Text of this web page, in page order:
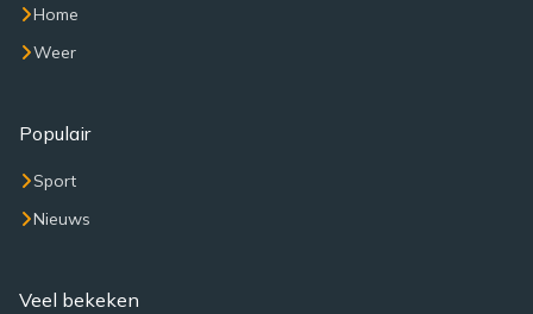
Home
Weer
Populair
Sport
Nieuws
Veel bekeken